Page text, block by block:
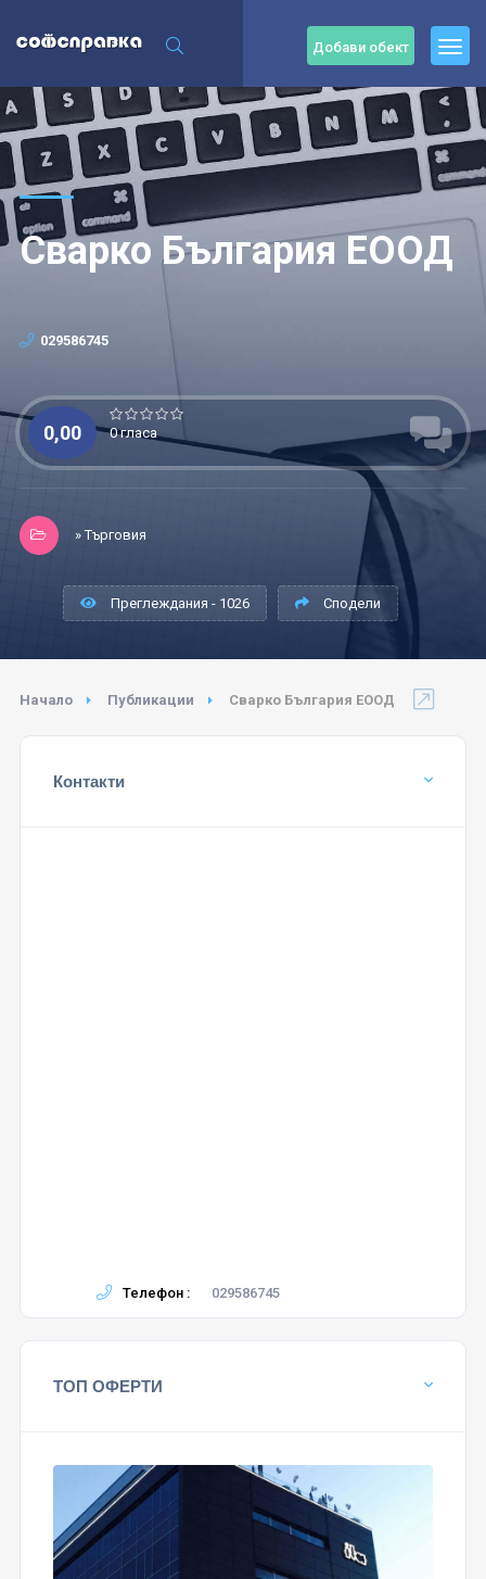
Добави обект
Сварко България ЕООД
029586745
0,00 0 гласа
» Търговия
Преглеждания - 1026 Сподели
Начало Публикации Сварко България ЕООД
Контакти
Телефон : 029586745
ТОП ОФЕРТИ